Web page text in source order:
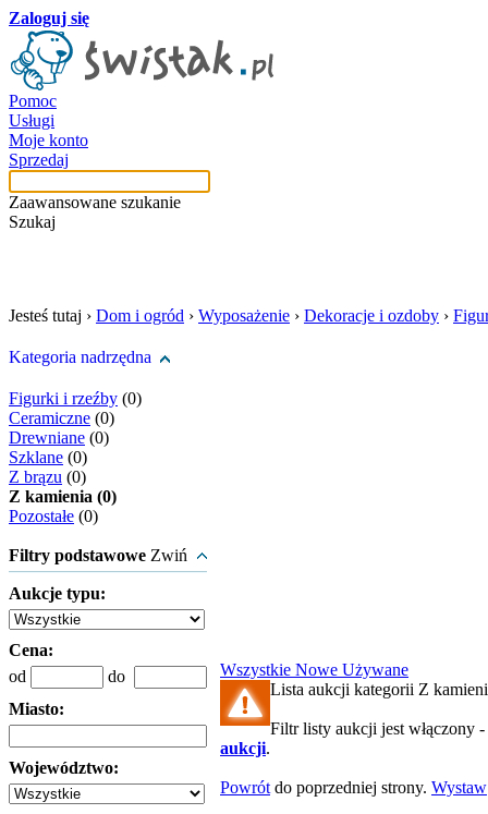
Zaloguj się
Pomoc
Usługi
Moje konto
Sprzedaj
Zaawansowane szukanie
Szukaj
Jesteś tutaj › Dom i ogród › Wyposażenie › Dekoracje i ozdoby ›
Kategoria nadrzędna
Figurki i rzeźby (0)
Ceramiczne (0)
Drewniane (0)
Szklane (0)
Z brązu (0)
Z kamienia (0)
Pozostałe (0)
Filtry podstawowe Zwiń
Aukcje typu:
Cena:
od
do
Miasto:
Województwo:
Wszystkie Nowe Używane
Lista aukcji kategorii Z
Filtr listy aukcji jest włączony -
aukcji.
Powrót do poprzedniej strony. Wystaw